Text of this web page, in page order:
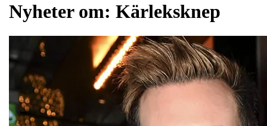
Nyheter om: Kärleksknep